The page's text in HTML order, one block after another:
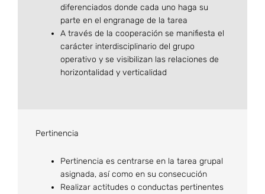
diferenciados donde cada uno haga su
parte en el engranage de la tarea
A través de la cooperación se manifiesta el
carácter interdisciplinario del grupo
operativo y se visibilizan las relaciones de
horizontalidad y verticalidad
Pertinencia
Pertinencia es centrarse en la tarea grupal
asignada, así como en su consecución
Realizar actitudes o conductas pertinentes